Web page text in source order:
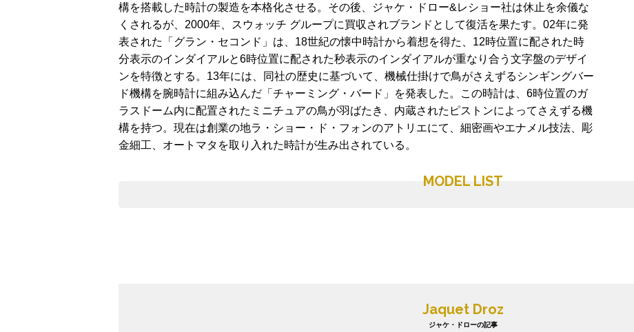
構を搭載した時計の製造を本格化させる。その後、ジャケ・ドロー&レショー社は休止を余儀な
くされるが、2000年、スウォッチ グループに買収されブランドとして復活を果たす。02年に発
表された「グラン・セコンド」は、18世紀の懐中時計から着想を得た、12時位置に配された時
分表示のインダイアルと6時位置に配された秒表示のインダイアルが重なり合う文字盤のデザイ
ンを特徴とする。13年には、同社の歴史に基づいて、機械仕掛けで鳥がさえずるシンギングバー
ド機構を腕時計に組み込んだ「チャーミング・バード」を発表した。この時計は、6時位置のガ
ラスドーム内に配置されたミニチュアの鳥が羽ばたき、内蔵されたピストンによってさえずる機
構を持つ。現在は創業の地ラ・ショー・ド・フォンのアトリエにて、細密画やエナメル技法、彫
金細工、オートマタを取り入れた時計が生み出されている。
MODEL LIST
Jaquet Droz
ジャケ・ドローの記事